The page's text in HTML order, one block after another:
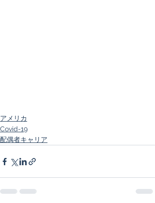
アメリカ
Covid-19
配偶者キャリア